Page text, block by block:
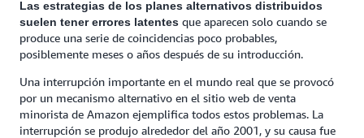
Las estrategias de los planes alternativos distribuidos
suelen tener errores latentes que aparecen solo cuando se
produce una serie de coincidencias poco probables,
posiblemente meses o años después de su introducción.
Una interrupción importante en el mundo real que se provocó
por un mecanismo alternativo en el sitio web de venta
minorista de Amazon ejemplifica todos estos problemas. La
interrupción se produjo alrededor del año 2001, y su causa fue